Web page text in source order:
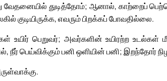
வேதனையில் துடித்தோம்; ஆனால், காற்றைப்
குடியிருக்க, எவரும் பிறக்கப் போவதில்லை.
உயிர் பெறுவர்; அவர்களின் உயிரற்ற உடல்கள்
நீர் பெய்விக்கும் பனி ஒளியின் பனி; இறந்தோர்